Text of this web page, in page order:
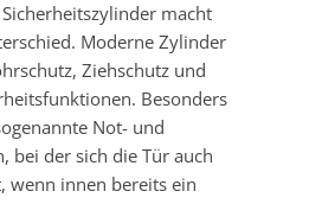
macht
Moderne Zylinder
Ziehschutz und
Besonders
Not- und
bei der sich die Tür auch
wenn innen bereits ein